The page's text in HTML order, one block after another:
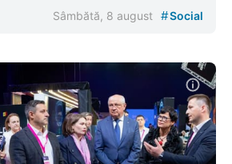
Sâmbătă, 8 august #Social